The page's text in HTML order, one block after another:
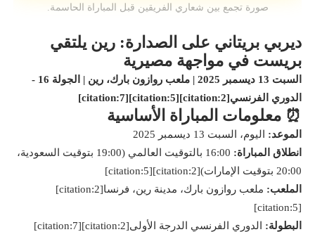
صورة تجمع بين شعاري الفريقين قبل المباراة الحاسمة.
ديربي بريتاني على الصدارة: رين يلتقي
بريست في مواجهة مصيرية
السبت 13 ديسمبر 2025 | ملعب روازون بارك، رين | الجولة 16 -
الدوري الفرنسي[citation:2][citation:5][citation:7]
⏰ معلومات المباراة الأساسية
الموعد: اليوم، السبت 13 ديسمبر 2025
انطلاق المباراة:
16:00 بالتوقيت العالمي (19:00 بتوقيت السعودية،
20:00 بتوقيت الإمارات)[citation:2][citation:5]
الملعب:
ملعب روازون بارك، مدينة رين، فرنسا[citation:2]
[citation:5]
البطولة: الدوري الفرنسي الدرجة الأولى[citation:2][citation:7]